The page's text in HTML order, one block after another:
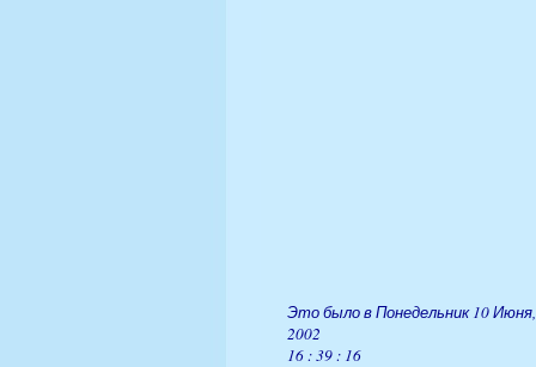
Это было в Понедельник 10 Июня,
2002
16 : 39 : 16